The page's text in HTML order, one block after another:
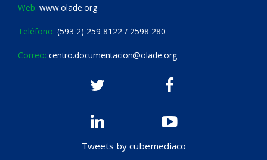
Web: www.olade.org
Teléfono: (593 2) 259 8122 / 2598 280
Correo: centro.documentacion@olade.org
Tweets by cubemediaco